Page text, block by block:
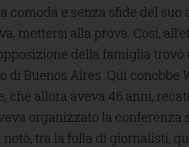
comoda e senza sfide del suo
mettersi alla prova. Così,
della famiglia
di Buenos Aires. Qui conobbe
che allora aveva 46 anni,
organizzato la conferenza
tra la folla di giornalisti,